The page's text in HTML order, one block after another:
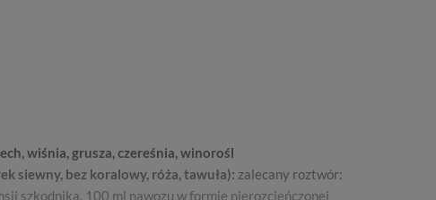
wiśnia, grusza, czereśnia, winorośl
siewny, bez koralowy, róża, tawuła): zalecany roztwór:
szkodnika. 100 ml nawozu w formie nierozcieńczonej